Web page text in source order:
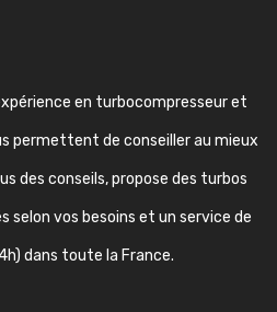
en turbocompresseur et
permettent de conseiller au mieux
des conseils, propose des turbos
selon vos besoins et un service de
dans toute la France.